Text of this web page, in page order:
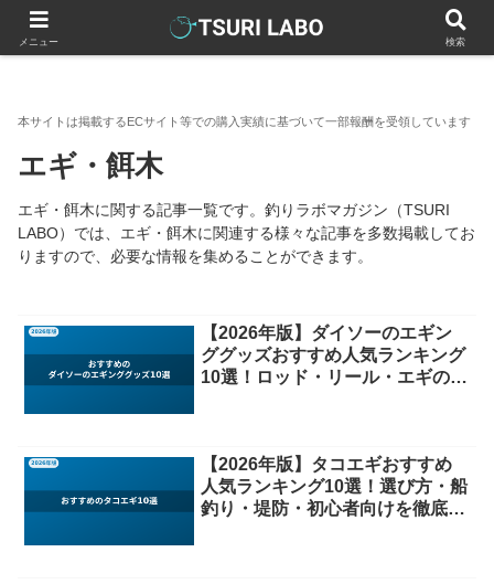
釣りラボマガジン 釣具（釣り道具） ルアー エギ・餌木
エギ・餌木
エギ・餌木に関する記事一覧です。釣りラボマガジン（TSURI
LABO）では、エギ・餌木に関連する様々な記事を多数掲載してお
りますので、必要な情報を集めることができます。
【2026年版】ダイソーのエギン
ググッズおすすめ人気ランキング
10選！ロッド・リール・エギの選
【2026年版】タコエギおすすめ
人気ランキング10選！選び方・船
釣り・堤防・初心者向けを徹底比
メニュー 検索